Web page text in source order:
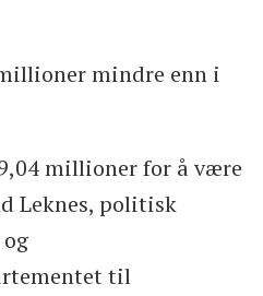
mindre enn i
millioner for å være
Leknes, politisk
til